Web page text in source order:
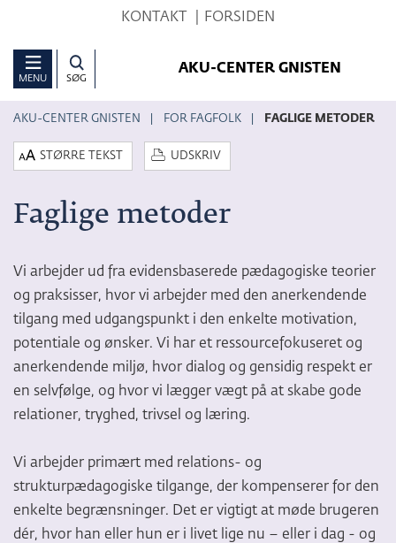
Hop
sidens
KONTAKT FORSIDEN
MENU SØG
AKU-CENTER GNISTEN
AKU-CENTER GNISTEN FOR FAGFOLK FAGLIGE METODER
STØRRE TEKST UDSKRIV
Faglige metoder
Vi arbejder ud fra evidensbaserede pædagogiske teorier
og praksisser, hvor vi arbejder med den anerkendende
tilgang med udgangspunkt i den enkelte motivation,
potentiale og ønsker. Vi har et ressourcefokuseret og
anerkendende miljø, hvor dialog og gensidig respekt er
en selvfølge, og hvor vi lægger vægt på at skabe gode
relationer, tryghed, trivsel og læring.
Vi arbejder primært med relations- og
strukturpædagogiske tilgange, der kompenserer for den
enkelte begrænsninger. Det er vigtigt at møde brugeren
dér, hvor han eller hun er i livet lige nu – eller i dag - og